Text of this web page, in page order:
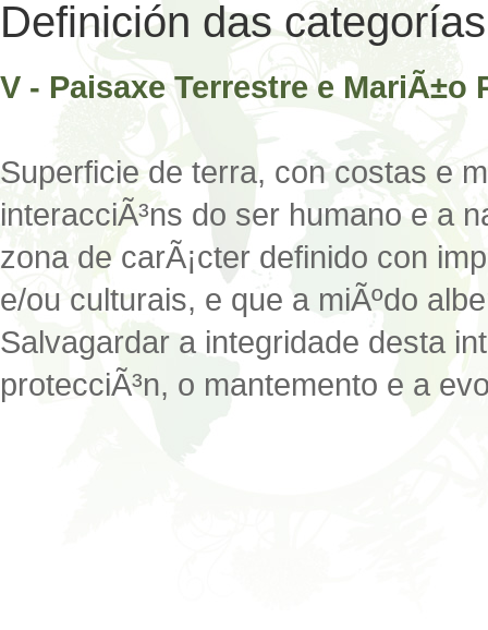
Definición das
V - Paisaxe Terrestre e MariÃ±o
Superficie de terra, con costas e
interacciÃ³ns do ser humano e a
zona de carÃ¡cter definido con
e/ou culturais, e que a miÃºdo
Salvagardar a integridade desta
protecciÃ³n, o mantemento e a